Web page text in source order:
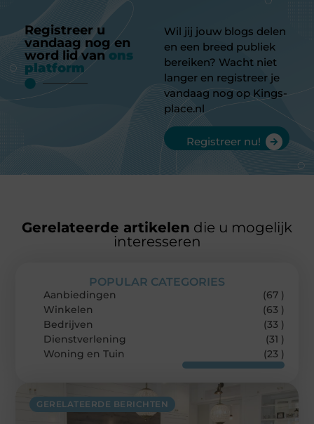
Registreer u
vandaag nog en
word lid van ons
platform
Wil jij jouw blogs delen
en een breed publiek
bereiken? Wacht niet
langer en registreer je
vandaag nog op Kings-
place.nl
Registreer nu!
Gerelateerde artikelen die u mogelijk
interesseren
GERELATEERDE BERICHTEN
POPULAR CATEGORIES
Aanbiedingen
(67 )
Winkelen
(63 )
Bedrijven
(33 )
Dienstverlening
(31 )
Woning en Tuin
(23 )